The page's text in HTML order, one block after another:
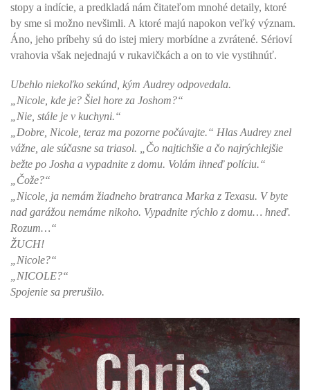
stopy a indície, a predkladá nám čitateľom mnohé detaily, ktoré
by sme si možno nevšimli. A ktoré majú napokon veľký význam.
Áno, jeho príbehy sú do istej miery morbídne a zvrátené. Sérioví
vrahovia však nejednajú v rukavičkách a on to vie vystihnúť.
Ubehlo niekoľko sekúnd, kým Audrey odpovedala.
„Nicole, kde je? Šiel hore za Joshom?“
„Nie, stále je v kuchyni.“
„Dobre, Nicole, teraz ma pozorne počúvajte.“ Hlas Audrey znel
vážne, ale súčasne sa triasol. „Čo najtichšie a čo najrýchlejšie
bežte po Josha a vypadnite z domu. Volám ihneď políciu.“
„Čože?“
„Nicole, ja nemám žiadneho bratranca Marka z Texasu. V byte
nad garážou nemáme nikoho. Vypadnite rýchlo z domu… hneď.
Rozum…“
ŽUCH!
„Nicole?“
„NICOLE?“
Spojenie sa prerušilo.